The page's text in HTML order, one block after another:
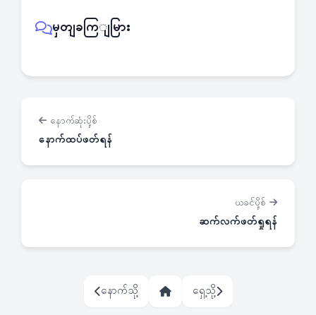
မှတျခကြျမြား
နောက်ဆုံးပို့စ်
နောက်ထပ်ဖတ်ရန်
ယခင်ပို့စ်
ဆက်လက်ဖတ်ရှုရန်
နောက်သို့ ရှေ့သို့